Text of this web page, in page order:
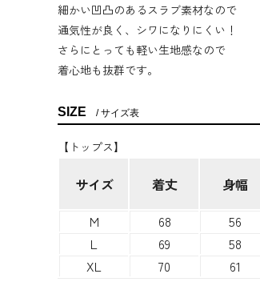
細かい凹凸のあるスラブ素材なので
通気性が良く、シワになりにくい！
さらにとっても軽い生地感なので
着心地も抜群です。
SIZE サイズ表
【トップス】
サイズ 着丈 身幅
M
68 56
L
69 58
XL
70 61